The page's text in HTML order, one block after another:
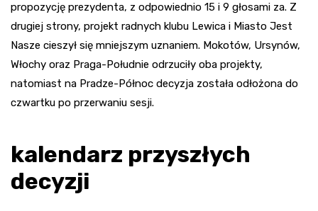
propozycję prezydenta, z odpowiednio 15 i 9 głosami za. Z
drugiej strony, projekt radnych klubu Lewica i Miasto Jest
Nasze cieszył się mniejszym uznaniem. Mokotów, Ursynów,
Włochy oraz Praga-Południe odrzuciły oba projekty,
natomiast na Pradze-Północ decyzja została odłożona do
czwartku po przerwaniu sesji.
kalendarz przyszłych
decyzji